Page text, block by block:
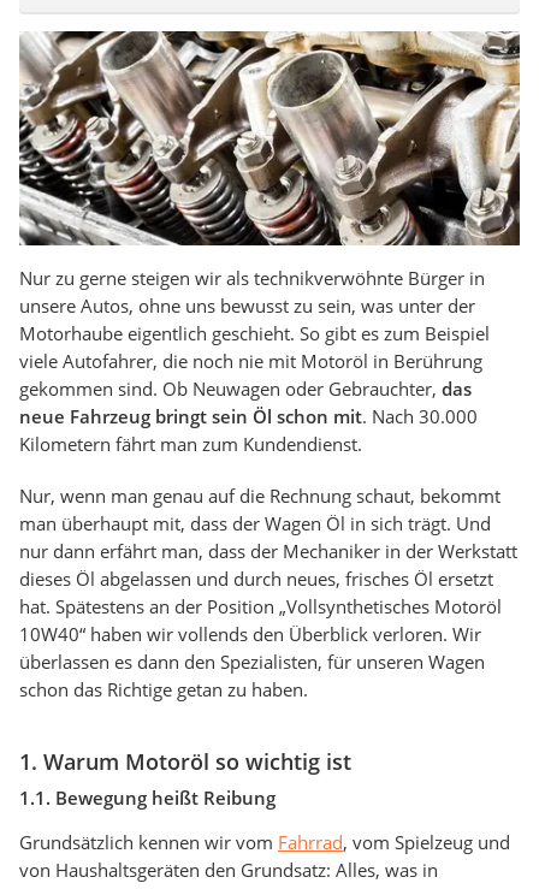
Nur zu gerne steigen wir als technikverwöhnte Bürger in
unsere Autos, ohne uns bewusst zu sein, was unter der
Motorhaube eigentlich geschieht. So gibt es zum Beispiel
viele Autofahrer, die noch nie mit Motoröl in Berührung
gekommen sind. Ob Neuwagen oder Gebrauchter, das
neue Fahrzeug bringt sein Öl schon mit. Nach 30.000
Kilometern fährt man zum Kundendienst.
Nur, wenn man genau auf die Rechnung schaut, bekommt
man überhaupt mit, dass der Wagen Öl in sich trägt. Und
nur dann erfährt man, dass der Mechaniker in der Werkstatt
dieses Öl abgelassen und durch neues, frisches Öl ersetzt
hat. Spätestens an der Position „Vollsynthetisches Motoröl
10W40“ haben wir vollends den Überblick verloren. Wir
überlassen es dann den Spezialisten, für unseren Wagen
schon das Richtige getan zu haben.
1. Warum Motoröl so wichtig ist
1.1. Bewegung heißt Reibung
Grundsätzlich kennen wir vom Fahrrad, vom Spielzeug und
von Haushaltsgeräten den Grundsatz: Alles, was in